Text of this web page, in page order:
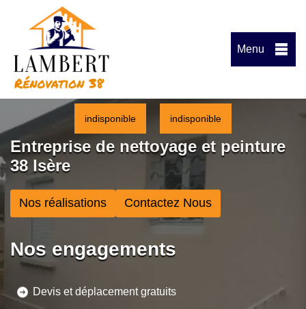
Menu
indisponible indisponible
Entreprise de nettoyage et peinture
38 Isère
Nos réalisations Contactez Nous
Nos engagements
Devis et déplacement gratuits